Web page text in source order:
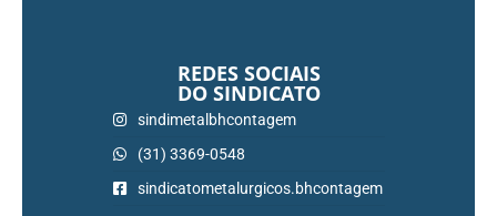
REDES SOCIAIS
DO SINDICATO
sindimetalbhcontagem
(31) 3369-0548
sindicatometalurgicos.bhcontagem